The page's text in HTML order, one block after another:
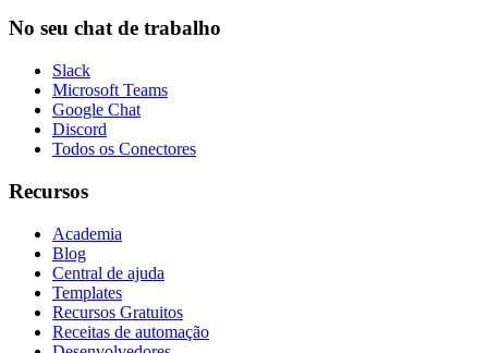
No seu chat de trabalho
Slack
Microsoft Teams
Google Chat
Discord
Todos os Conectores
Recursos
Academia
Blog
Central de ajuda
Templates
Recursos Gratuitos
Receitas de automação